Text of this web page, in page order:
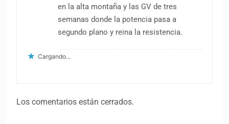
en la alta montaña y las GV de tres
semanas donde la potencia pasa a
segundo plano y reina la resistencia.
Cargando...
Los comentarios están cerrados.